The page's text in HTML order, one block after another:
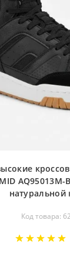
MID
натуральной
Код товара: